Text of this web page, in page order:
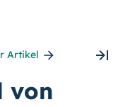
Artikel
von